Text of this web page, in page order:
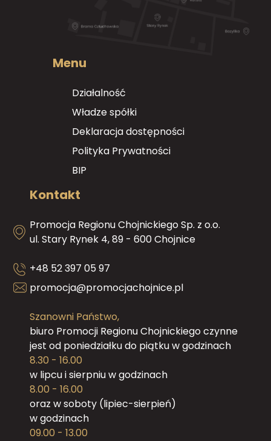
Menu
Działalność
Władze spółki
Deklaracja dostępności
Polityka Prywatności
BIP
Kontakt
Promocja Regionu Chojnickiego Sp. z o.o.
ul. Stary Rynek 4, 89 - 600 Chojnice
+48 52 397 05 97
promocja@promocjachojnice.pl
Szanowni Państwo,
biuro Promocji Regionu Chojnickiego czynne
jest od poniedziałku do piątku w godzinach
8.30 - 16.00
w lipcu i sierpniu w godzinach
8.00 - 16.00
oraz w soboty (lipiec-sierpień)
w godzinach
09.00 - 13.00